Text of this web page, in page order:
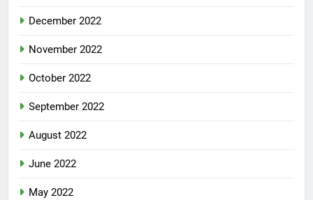
December 2022
November 2022
October 2022
September 2022
August 2022
June 2022
May 2022